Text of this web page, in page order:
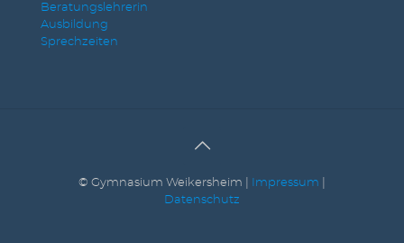
Beratungslehrerin
Ausbildung
Sprechzeiten
© Gymnasium Weikersheim | Impressum
Datenschutz